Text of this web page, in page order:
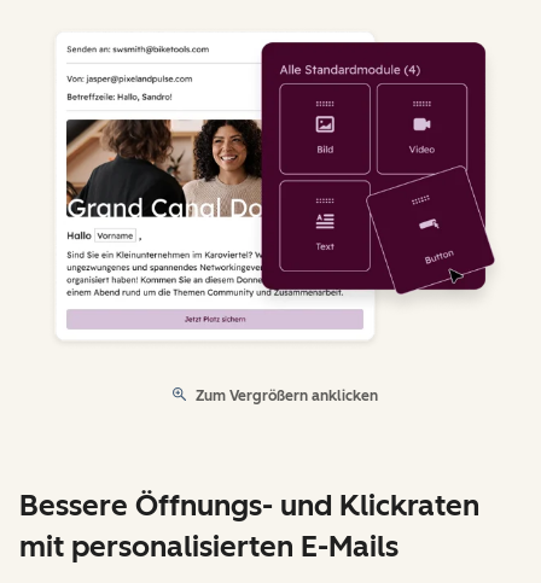
Zum Vergrößern anklicken
Bessere Öffnungs- und Klickraten
mit personalisierten E-Mails